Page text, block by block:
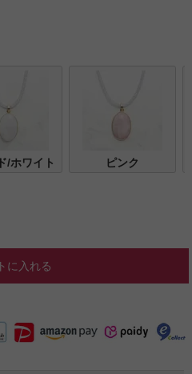
/ホワイト ピンク
に入れる